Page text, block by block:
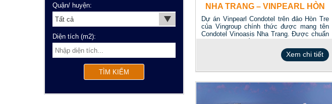
NHA TRANG – VINPEARL HÒN
TRE
Dự án Vinpearl Condotel trên đảo Hòn Tre
của Vingroup chính thức được mang tên
Condotel Vinoasis Nha Trang. Được chuẩn
Xem chi tiết
Quận/ huyện:
Diện tích (m2):